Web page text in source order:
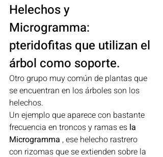
Helechos y
Microgramma:
pteridofitas que utilizan el
árbol como soporte.
Otro grupo muy común de plantas que
se encuentran en los árboles son los
helechos.
Un ejemplo que aparece con bastante
frecuencia en troncos y ramas es la
Microgramma , ese helecho rastrero
con rizomas que se extienden sobre la